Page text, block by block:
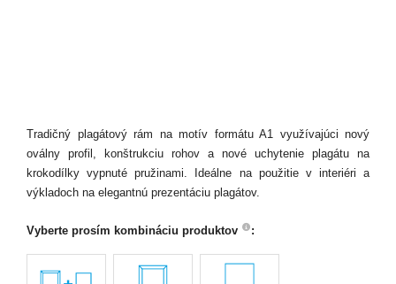
Tradičný plagátový rám na motív formátu A1 využívajúci nový
oválny profil, konštrukciu rohov a nové uchytenie plagátu na
krokodílky vypnuté pružinami. Ideálne na použitie v interiéri a
výkladoch na elegantnú prezentáciu plagátov.
Vyberte prosím kombináciu produktov :